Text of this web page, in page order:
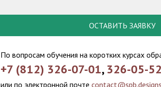
ОСТАВИТЬ ЗАЯВКУ
По вопросам обучения на коротких курсах
+7 (812) 326-07-01, 326-05-52
или по электронной почте